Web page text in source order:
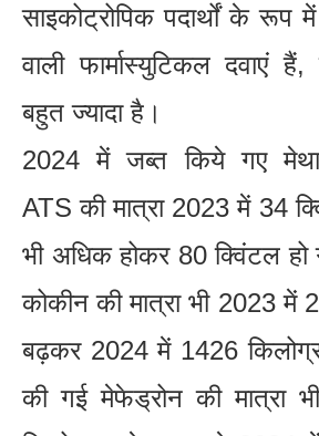
साइकोट्रोपिक पदार्थों के रूप
वाली फार्मास्युटिकल दवाएं
बहुत ज्यादा है।
2024 में जब्त किये गए
ATS की मात्रा 2023 में 34
भी अधिक होकर 80 क्विंटल
कोकीन की मात्रा भी 2023 में
बढ़कर 2024 में 1426
की गई मेफेड्रोन की मात्रा